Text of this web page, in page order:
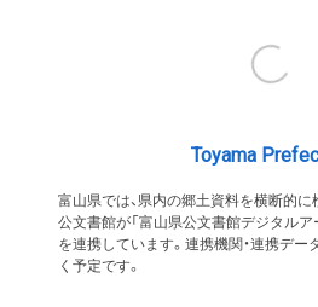
Toyama
富山県では、県内の郷土資料を横断的に
公文書館が「富山県公文書館デジタルア
を連携しています。連携機関・連携デ
く予定です。